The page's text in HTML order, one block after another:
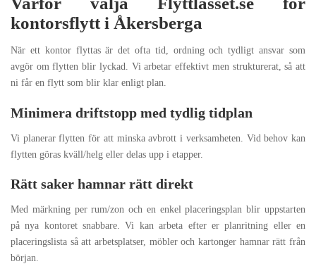
kontorsflytt i Åkersberga
När ett kontor flyttas är det ofta tid, ordning och tydligt ansvar som
avgör om flytten blir lyckad. Vi arbetar effektivt men strukturerat, så att
ni får en flytt som blir klar enligt plan.
Minimera driftstopp med tydlig tidplan
Vi planerar flytten för att minska avbrott i verksamheten. Vid behov kan
flytten göras kväll/helg eller delas upp i etapper.
Rätt saker hamnar rätt direkt
Med märkning per rum/zon och en enkel placeringsplan blir uppstarten
på nya kontoret snabbare. Vi kan arbeta efter er planritning eller en
placeringslista så att arbetsplatser, möbler och kartonger hamnar rätt från
början.